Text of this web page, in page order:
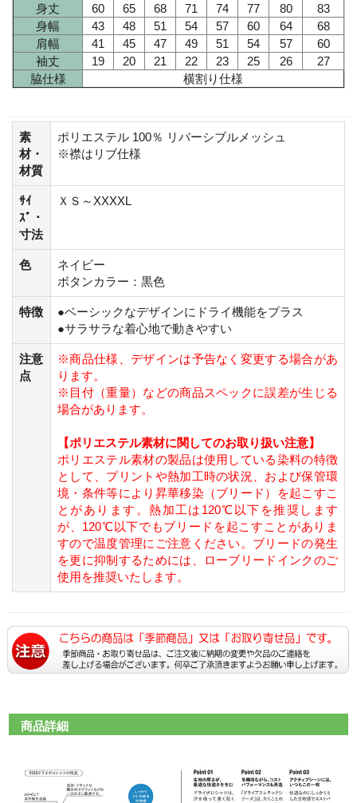
身丈 60 65 68 71 74 77 80
83
身幅
43 48 51 54 57 60 64
68
肩幅
41 45 47 49 51 54 57
60
袖丈
19 20 21 22 23 25 26
27
脇仕様
横割り仕様
素
材・
材質
ポリエステル 100％ リバーシブルメッシュ
※襟はリブ仕様
ｻｲ
ｽﾞ・
寸法
ＸＳ～XXXXL
色
ネイビー
ボタンカラー：黒色
特徴
●ベーシックなデザインにドライ機能をプラス
●サラサラな着心地で動きやすい
注意
点
※商品仕様、デザインは予告なく変更する場合があ
ります。
※目付（重量）などの商品スペックに誤差が生じる
場合があります。
【ポリエステル素材に関してのお取り扱い注意】
ポリエステル素材の製品は使用している染料の特徴
として、プリントや熱加工時の状況、および保管環
境・条件等により昇華移染（ブリード）を起こすこ
とがあります。熱加工は120℃以下を推奨します
が、120℃以下でもブリードを起こすことがありま
すので温度管理にご注意ください。ブリードの発生
を更に抑制するためには、ローブリードインクのご
使用を推奨いたします。
商品詳細